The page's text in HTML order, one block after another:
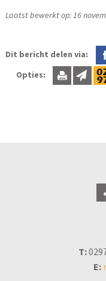
Laatst bewerkt op: 16
Dit bericht delen via:
Opties:
T:
E: